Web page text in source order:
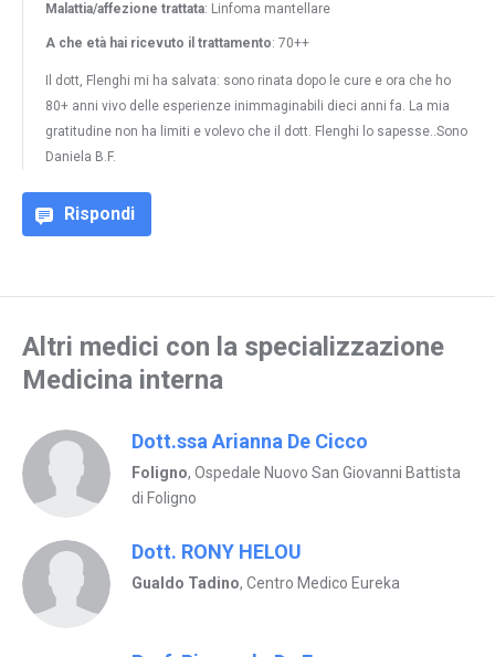
Malattia/affezione trattata: Linfoma mantellare
A che età hai ricevuto il trattamento: 70++
Il dott, Flenghi mi ha salvata: sono rinata dopo le cure e ora che ho
80+ anni vivo delle esperienze inimmaginabili dieci anni fa. La mia
gratitudine non ha limiti e volevo che il dott. Flenghi lo sapesse..Sono
Daniela B.F.
Rispondi
Altri medici con la specializzazione
Medicina interna
Dott.ssa Arianna De Cicco
Foligno, Ospedale Nuovo San Giovanni Battista
di Foligno
Dott. RONY HELOU
Gualdo Tadino, Centro Medico Eureka